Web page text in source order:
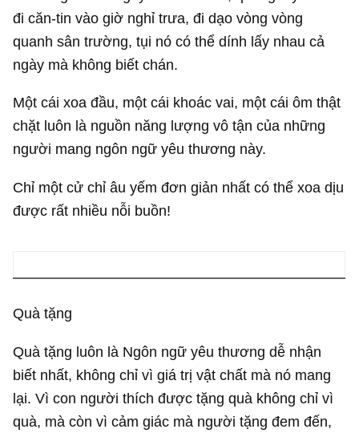
đi căn-tin vào giờ nghỉ trưa, đi dạo vòng vòng
quanh sân trường, tụi nó có thể dính lấy nhau cả
ngày mà không biết chán.
Một cái xoa đầu, một cái khoác vai, một cái ôm thật
chặt luôn là nguồn năng lượng vô tận của những
người mang ngôn ngữ yêu thương này.
Chỉ một cử chỉ âu yếm đơn giản nhất có thể xoa dịu
được rất nhiều nỗi buồn!
Quà tặng
Quà tặng luôn là Ngôn ngữ yêu thương dễ nhận
biết nhất, không chỉ vì giá trị vật chất mà nó mang
lại. Vì con người thích được tặng quà không chỉ vì
quà, mà còn vì cảm giác mà người tặng đem đến,